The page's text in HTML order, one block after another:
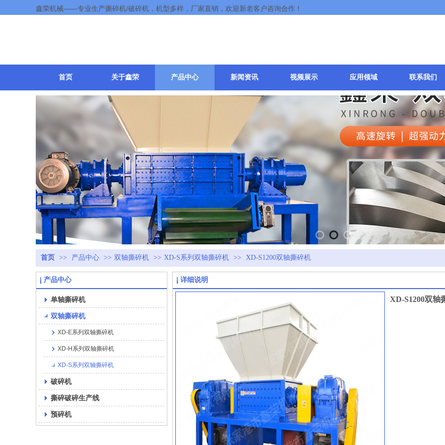
鑫荣机械——专业生产撕碎机/破碎机，机型多样，厂家直销，欢迎新老客户咨询合作！
首页 关于鑫荣 产品中心 新闻资讯 视频展示 应用领域 联系我们
首页 >> 产品中心 >> 双轴撕碎机 >> XD-S系列双轴撕碎机 >> XD-S1200双轴撕碎机
产品中心
单轴撕碎机
双轴撕碎机
XD-E系列双轴撕碎机
XD-H系列双轴撕碎机
XD-S系列双轴撕碎机
破碎机
撕碎破碎生产线
预碎机
详细说明
XD-S1200双轴